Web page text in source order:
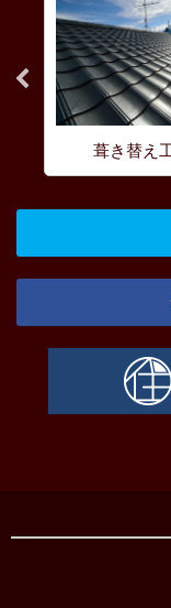
葺き替え